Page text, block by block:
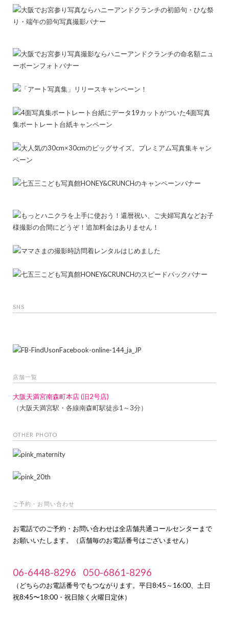
SNS
店舗一覧
大阪天満宮南森町本店 (旧2号店)
（大阪天満宮駅・各線南森町駅徒歩1～3分）
OTHER PHOTO
ご予約・お問い合わせ
お電話でのご予約・お問い合わせは全店舗共通コールセンターまで
お願いいたします。（店舗毎のお電話番号はございません）
06-6448-8296 050-6861-8296
（どちらのお電話番号でもつながります。平日8:45～16:00、土日
祝8:45〜18:00・祝日除く火曜日定休）